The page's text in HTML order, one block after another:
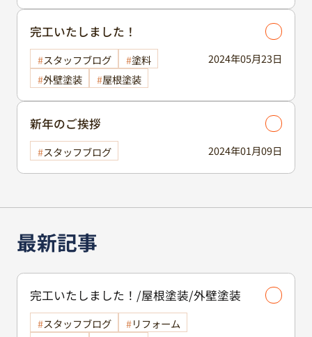
最新記事
完工いたしました！/屋根塗装/外壁塗装
スタッフブログ
リフォーム
2024年05月23日
完工いたしました！
スタッフブログ
塗料
外壁塗装
屋根塗装
2024年01月09日
新年のご挨拶
スタッフブログ